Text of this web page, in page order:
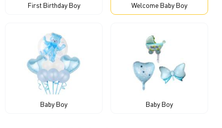
First Birthday Boy Welcome Baby Boy
Baby Boy Baby Boy